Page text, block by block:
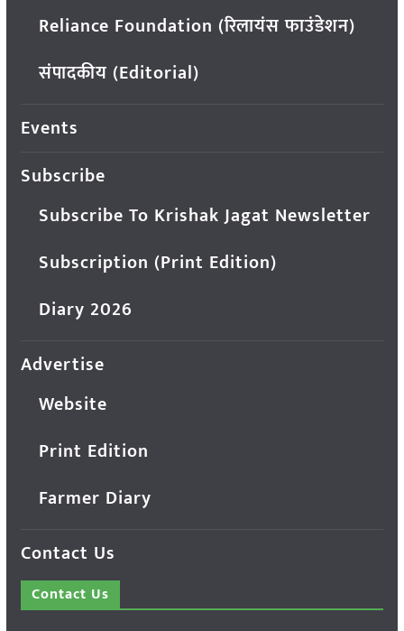
Reliance Foundation (रिलायंस फाउंडेशन)
संपादकीय (Editorial)
Events
Subscribe
Subscribe To Krishak Jagat Newsletter
Subscription (Print Edition)
Diary 2026
Advertise
Website
Print Edition
Farmer Diary
Contact Us
Contact Us